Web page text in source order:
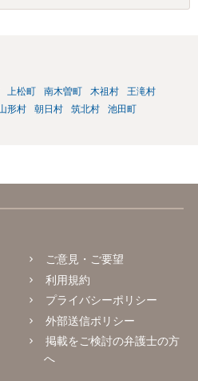
上松町 南木曽町 木祖村
王滝村
形村 朝日村 筑北村
池田町
ご意見・ご要望
利用規約
プライバシーポリシー
外部送信ポリシー
掲載をご検討の弁護士の方
へ